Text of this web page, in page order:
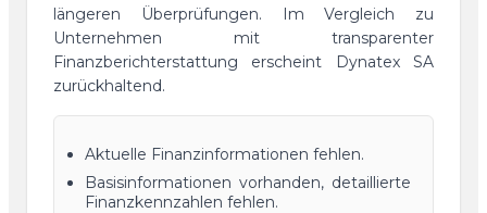
längeren Überprüfungen. Im Vergleich zu
Unternehmen mit transparenter
Finanzberichterstattung erscheint Dynatex SA
zurückhaltend.
Aktuelle Finanzinformationen fehlen.
Basisinformationen vorhanden, detaillierte
Finanzkennzahlen fehlen.